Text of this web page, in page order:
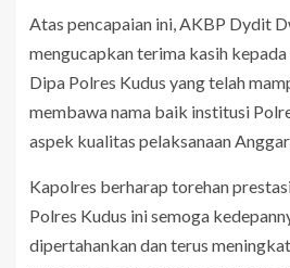
Atas pencapaian ini, AKBP Dydit
mengucapkan terima kasih
Dipa Polres Kudus yang telah
membawa nama baik institusi
aspek kualitas pelaksanaan
Kapolres berharap torehan
Polres Kudus ini semoga
dipertahankan dan terus